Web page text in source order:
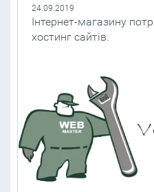
24.09.2019
Інтернет-магазину
хостинг сайтів.